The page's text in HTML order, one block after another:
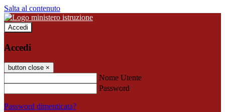
Salta al contenuto
Accedi
Accedi
button close ×
Nome Utente
Password
Password dimenticata?